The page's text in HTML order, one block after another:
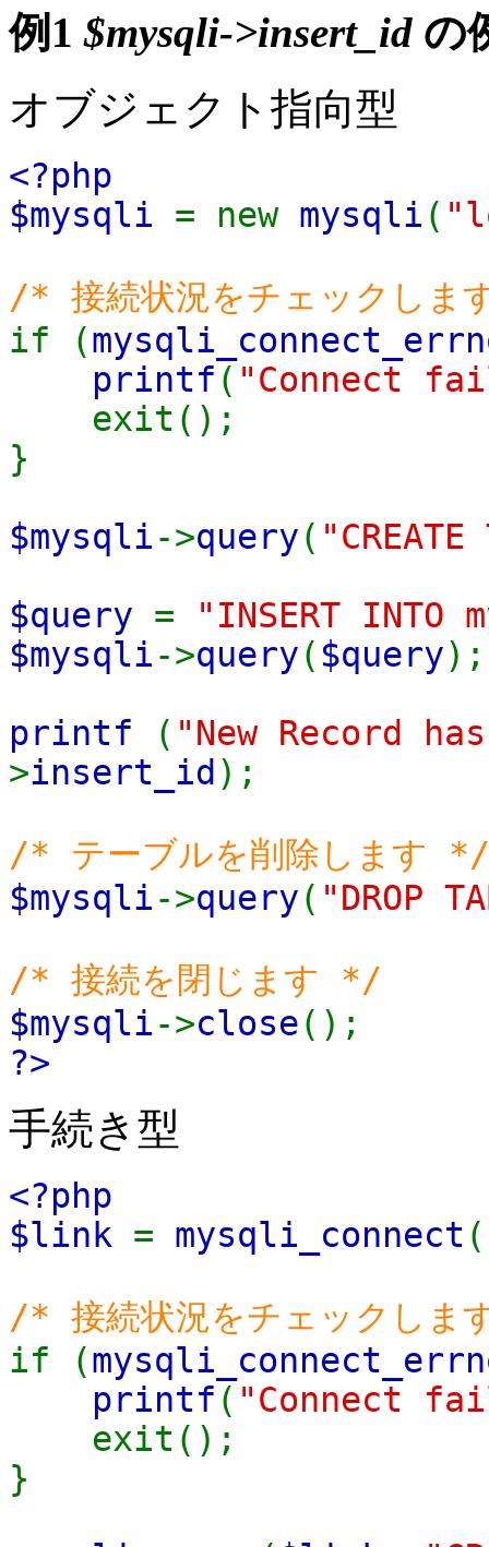
例1$mysqli->insert_id の
オブジェクト指向型
<?php
$mysqli = new mysqli (
/* 接続状況をチェックし
if (
printf ( "Connect
exit();
}
$mysqli->query(
$query =
"INSERT
$mysqli->query( $query);
printf
( "New Record
>insert_id );
/* テーブルを削除します */
$mysqli->query( "DROP
/* 接続を閉じます */
$mysqli->close();
?>
手続き型
<?php
$link = mysqli_connect (
/* 接続状況をチェックし
if (
printf ( "Connect
exit();
}